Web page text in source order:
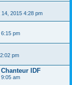
14, 2015 4:28 pm
pm
pm
IDF
9:05 am